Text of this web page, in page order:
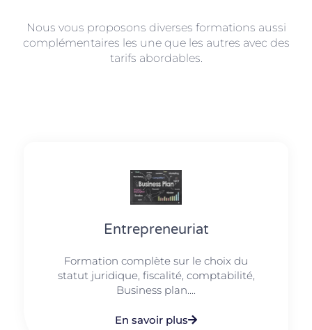
Nous vous proposons diverses formations aussi
complémentaires les une que les autres avec des
tarifs abordables.
Entrepreneuriat
Formation complète sur le choix du
statut juridique, fiscalité, comptabilité,
Business plan....
En savoir plus